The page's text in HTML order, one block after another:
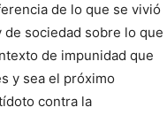
de lo que se vivió
sociedad sobre lo que
de impunidad que
y sea el próximo
contra la